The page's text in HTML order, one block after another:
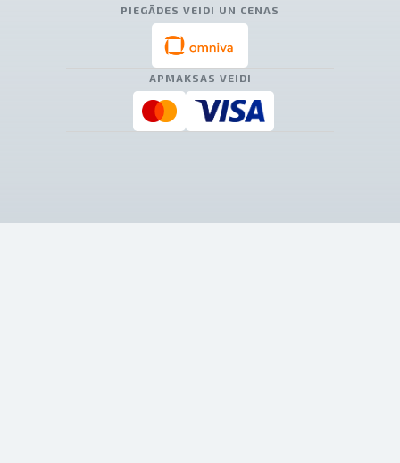
PIEGĀDES VEIDI UN CENAS
APMAKSAS VEIDI